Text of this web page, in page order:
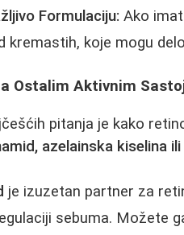
Formulaciju: Ako
kremastih, koje mogu
Ostalim Aktivnim
pitanja je kako
azelainska kiselina
je izuzetan partner za
sebuma. Možete